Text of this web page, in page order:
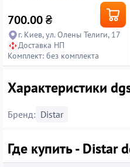
700.00₴
г. Киев, ул. Олены Телиги, 17
Доставка НП
Комплект: без комплекта
Характеристики
Бренд: Distar
Где купить - Distar